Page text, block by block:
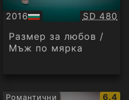
2016
БГ
аудио
SD 480
Размер за любов /
Мъж по мярка
Романтични
IMDb
6.4